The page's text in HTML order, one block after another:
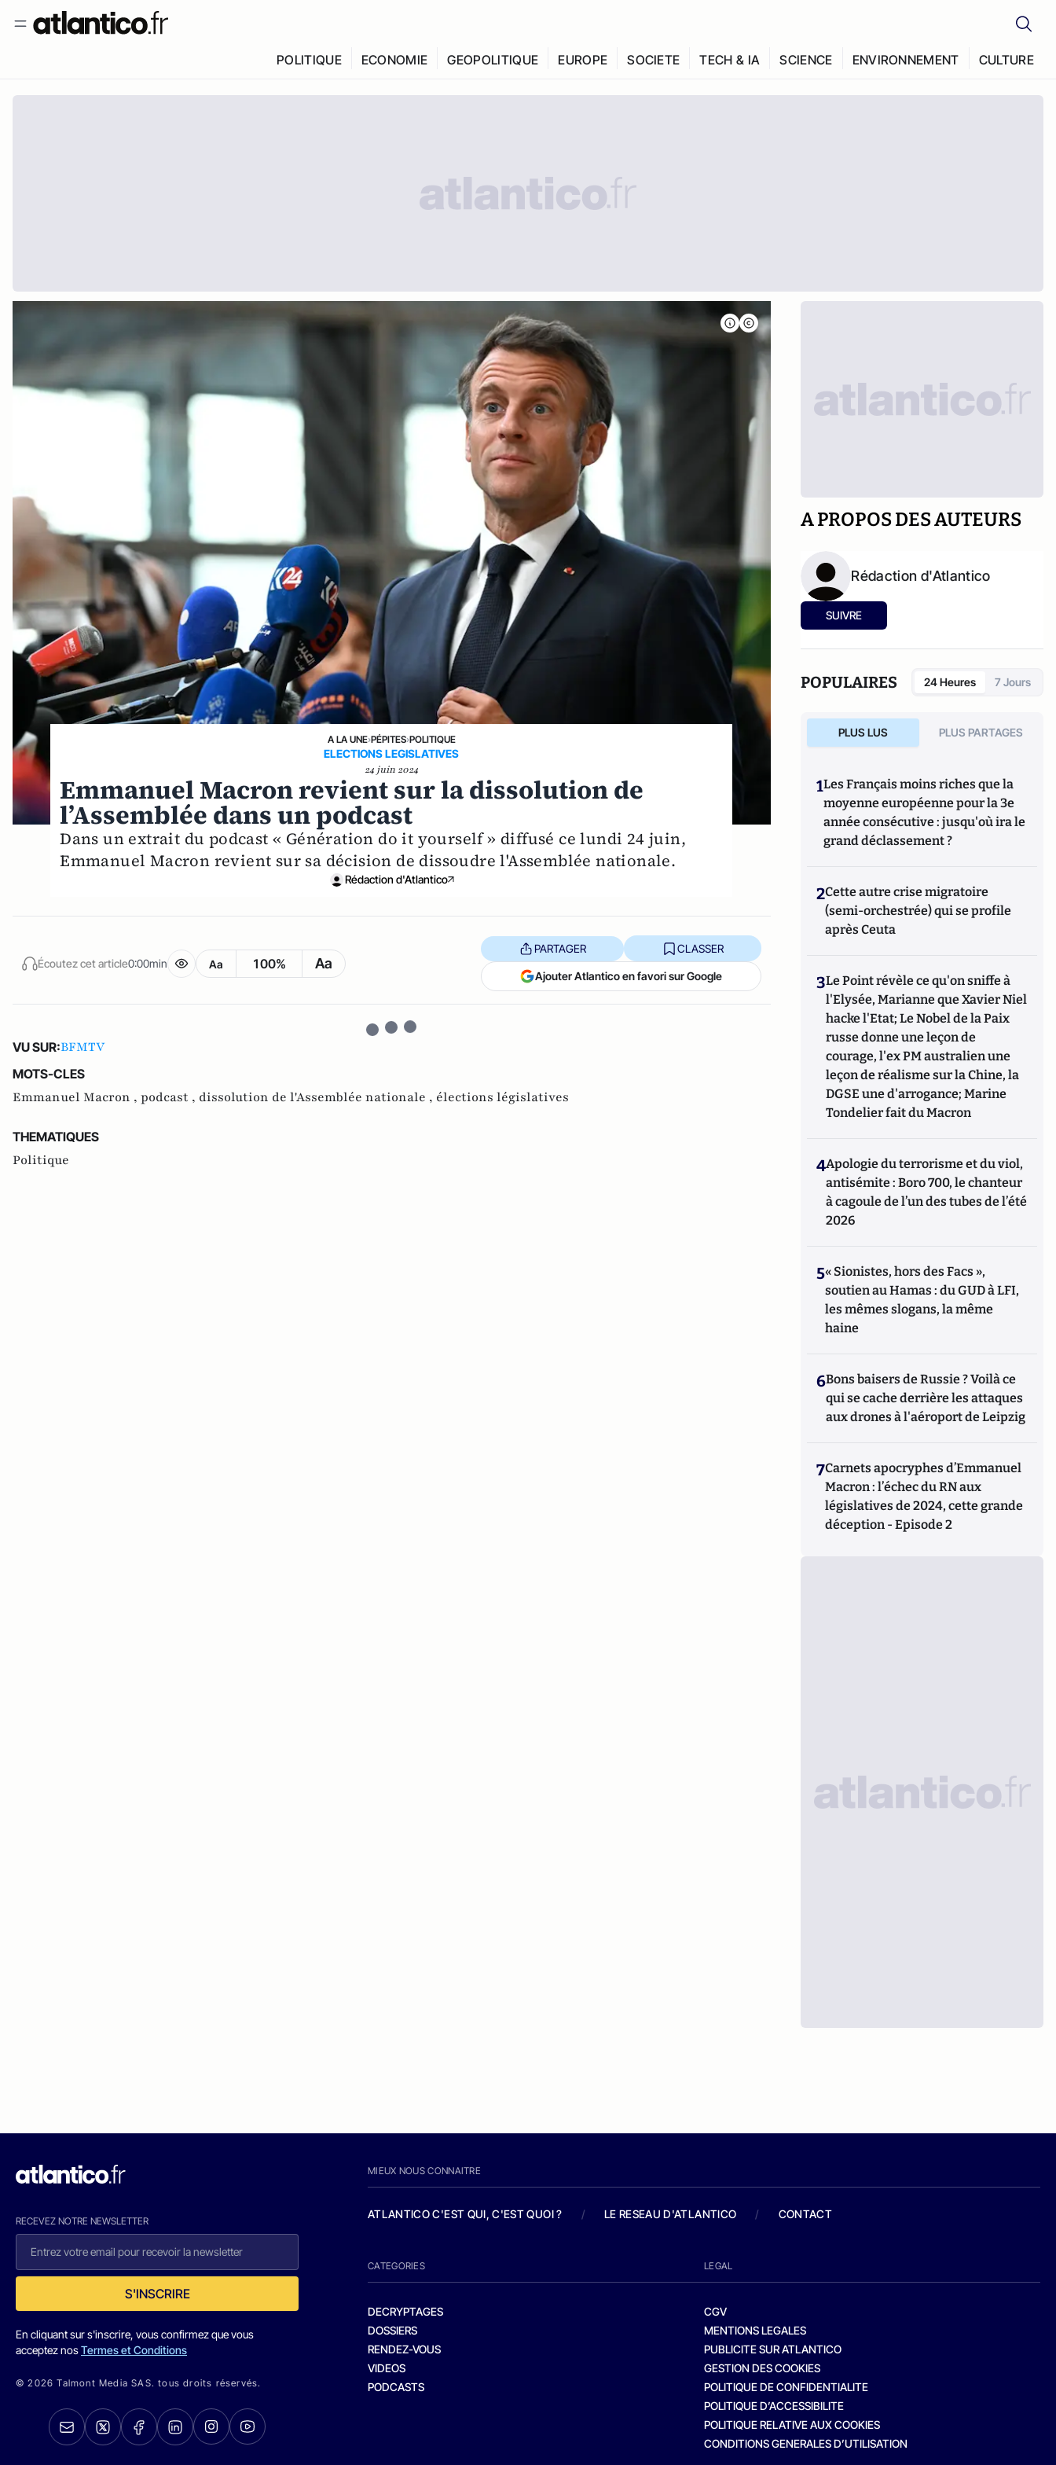
POLITIQUE ECONOMIE GEOPOLITIQUE EUROPE SOCIETE TECH & IA SCIENCE ENVIRONNEMENT CULTURE
A LA UNE›PÉPITES›POLITIQUE
ELECTIONS LEGISLATIVES
24 juin 2024
Emmanuel Macron revient sur la dissolution de
l’Assemblée dans un podcast
Dans un extrait du podcast « Génération do it yourself » diffusé ce lundi 24 juin,
Emmanuel Macron revient sur sa décision de dissoudre l'Assemblée nationale.
Rédaction d'Atlantico
Écoutez cet article0:00min Aa 100% Aa
PARTAGER CLASSER
Ajouter Atlantico en favori sur Google
VU SUR:BFMTV
MOTS-CLES
Emmanuel Macron , podcast , dissolution de l'Assemblée nationale , élections législatives
THEMATIQUES
Politique
A PROPOS DES AUTEURS
Rédaction d'Atlantico
SUIVRE
POPULAIRES 24 Heures 7 Jours
PLUS LUS PLUS PARTAGES
1Les Français moins riches que la
moyenne européenne pour la 3e
année consécutive : jusqu'où ira le
grand déclassement ?
2Cette autre crise migratoire
(semi-orchestrée) qui se profile
après Ceuta
3Le Point révèle ce qu'on sniffe à
l'Elysée, Marianne que Xavier Niel
hacke l'Etat; Le Nobel de la Paix
russe donne une leçon de
courage, l'ex PM australien une
leçon de réalisme sur la Chine, la
DGSE une d'arrogance; Marine
Tondelier fait du Macron
4Apologie du terrorisme et du viol,
antisémite : Boro 700, le chanteur
à cagoule de l’un des tubes de l’été
2026
5« Sionistes, hors des Facs »,
soutien au Hamas : du GUD à LFI,
les mêmes slogans, la même
haine
6Bons baisers de Russie ? Voilà ce
qui se cache derrière les attaques
aux drones à l'aéroport de Leipzig
7Carnets apocryphes d’Emmanuel
Macron : l’échec du RN aux
législatives de 2024, cette grande
déception - Episode 2
RECEVEZ NOTRE NEWSLETTER
S'INSCRIRE
En cliquant sur s'inscrire, vous confirmez que vous
acceptez nosTermes et Conditions
© 2026 Talmont Media SAS. tous droits réservés.
MIEUX NOUS CONNAITRE
ATLANTICO C'EST QUI, C'EST QUOI ? / LE RESEAU D'ATLANTICO / CONTACT
CATEGORIES
DECRYPTAGES
DOSSIERS
RENDEZ-VOUS
VIDEOS
PODCASTS
LEGAL
CGV
MENTIONS LEGALES
PUBLICITE SUR ATLANTICO
GESTION DES COOKIES
POLITIQUE DE CONFIDENTIALITE
POLITIQUE D’ACCESSIBILITE
POLITIQUE RELATIVE AUX COOKIES
CONDITIONS GENERALES D’UTILISATION